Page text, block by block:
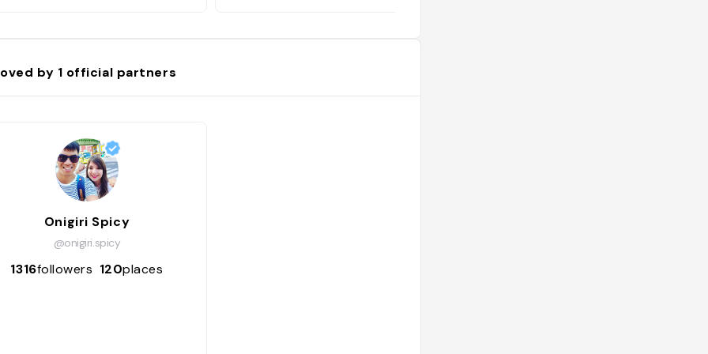
by 1 official partners
Onigiri Spicy
@onigiri.spicy
1316followers 120places